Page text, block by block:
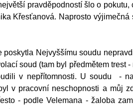
pravděpodností šlo o pokutu,
Křesťanová. Naprosto výjimečná
Nejvyššímu soudu
soud (tam byl předmětem trest
v nepřítomnosti. U soudu -
v pracovní neschopnosti a můj
- podle Velemana - žaloba